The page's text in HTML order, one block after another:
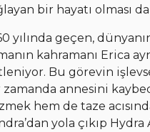
bir hayatı olması da
yılında geçen,
kahramanı Erica
Bu görevin
zamanda annesini
hem de taze
yola çıkıp